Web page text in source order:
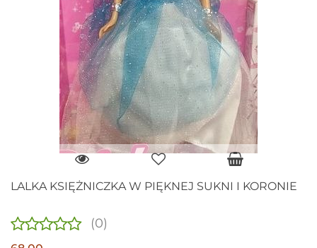
LALKA KSIĘŻNICZKA W PIĘKNEJ SUKNI I KORONIE
(0)